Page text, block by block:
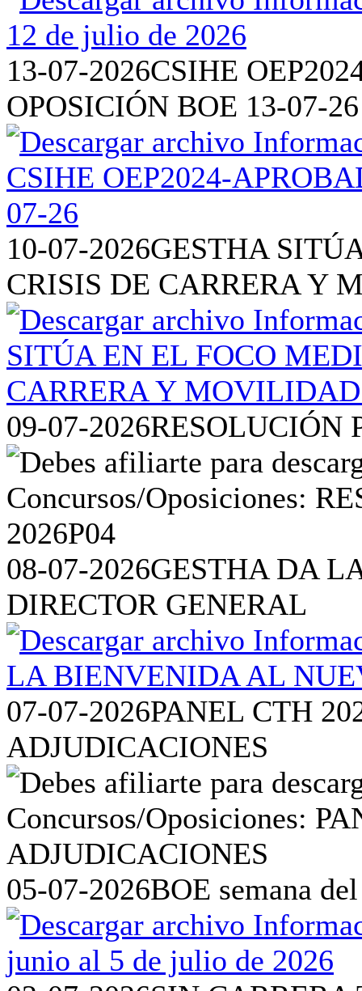
13-07-2026CSIHE
OPOSICIÓN BOE 13-07-26
10-07-2026GESTHA
CRISIS DE CARRERA Y
09-07-2026RESOLUCIÓN
08-07-2026GESTHA DA
DIRECTOR GENERAL
07-07-2026PANEL CTH
ADJUDICACIONES
05-07-2026BOE semana